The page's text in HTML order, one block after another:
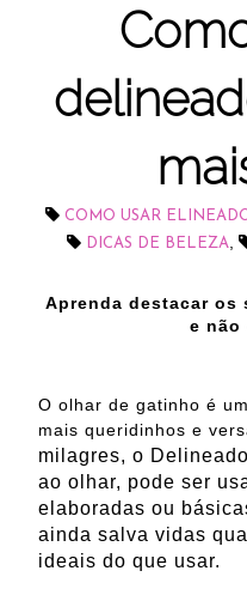
COMO USAR
DICAS DE BELEZA,
Aprenda destacar os
e não
O olhar de gatinho é
mais queridinhos e
milagres, o
ao olhar, pode ser
elaboradas ou
ainda salva vidas
ideais do que usar.